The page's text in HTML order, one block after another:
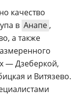
качество
в Анапе ,
а также
— Дзеберкой,
и Витязево.